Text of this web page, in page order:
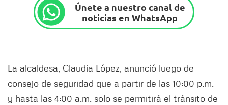
Únete a nuestro canal de
noticias en WhatsApp
La alcaldesa, Claudia López, anunció luego de
consejo de seguridad que a partir de las 10:00 p.m.
y hasta las 4:00 a.m. solo se permitirá el tránsito de